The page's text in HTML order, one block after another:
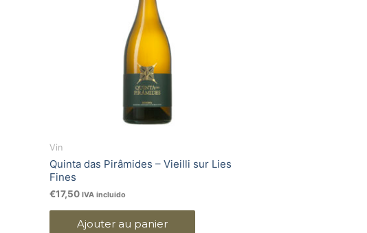
Vin
Quinta das Pirâmides – Vieilli sur Lies
Fines
€17,50 IVA incluido
Ajouter au panier